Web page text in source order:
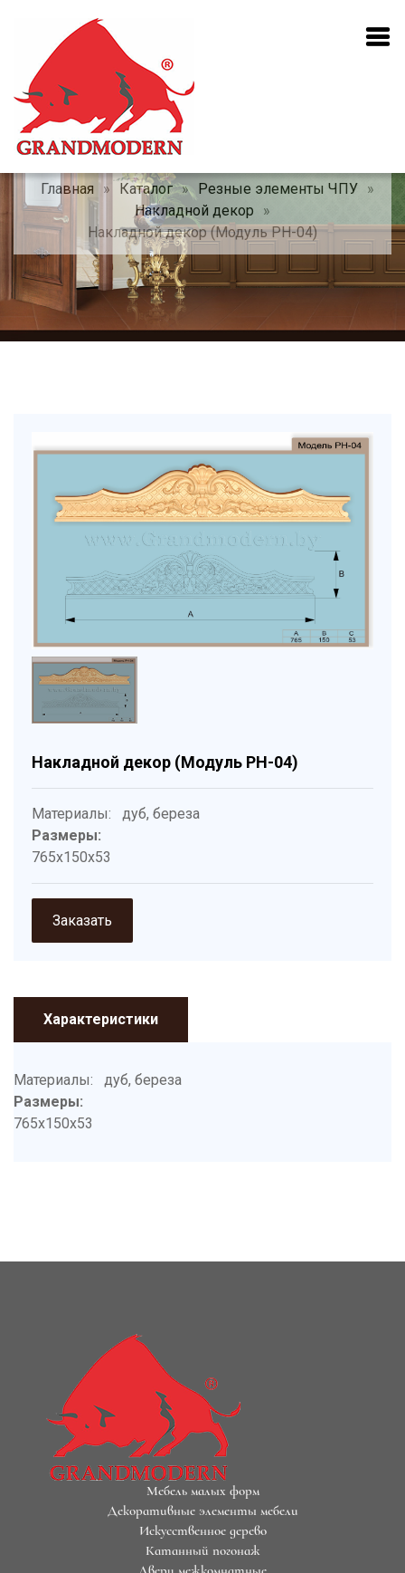
Главная » Каталог » Резные элементы ЧПУ
»
Накладной декор
»
Накладной декор (Модуль РН-04)
Накладной декор (Модуль РН-04)
Материалы:
дуб, береза
Размеры:
765х150х53
Заказать
Характеристики
Материалы:
дуб, береза
Размеры:
765х150х53
Мебель малых форм
Декоративные элементы мебели
Искусственное дерево
Катанный погонаж